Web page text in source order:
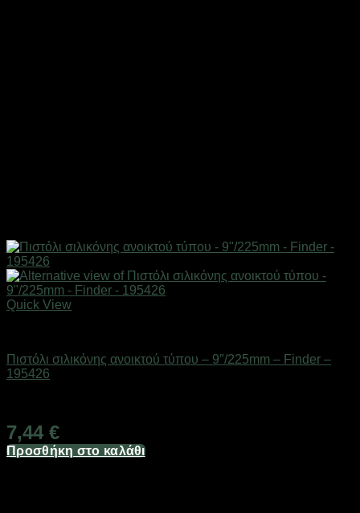
Quick View
Πιστόλι σιλικόνης ανοικτού τύπου – 9″/225mm – Finder –
195426
7,44 €
Προσθήκη στο καλάθι